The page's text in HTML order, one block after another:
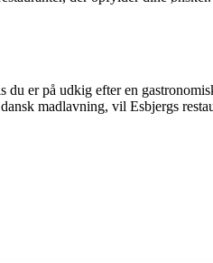
er på udkig efter en
madlavning, vil Esbjergs